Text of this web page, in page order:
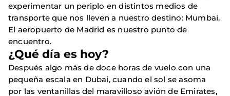
experimentar un periplo en distintos medios de
transporte que nos lleven a nuestro destino: Mumbai.
El aeropuerto de Madrid es nuestro punto de
encuentro.
¿Qué día es hoy?
Después algo más de doce horas de vuelo con una
pequeña escala en Dubai, cuando el sol se asoma
por las ventanillas del maravilloso avión de Emirates,